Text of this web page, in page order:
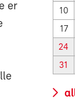
er
10
17
24
31